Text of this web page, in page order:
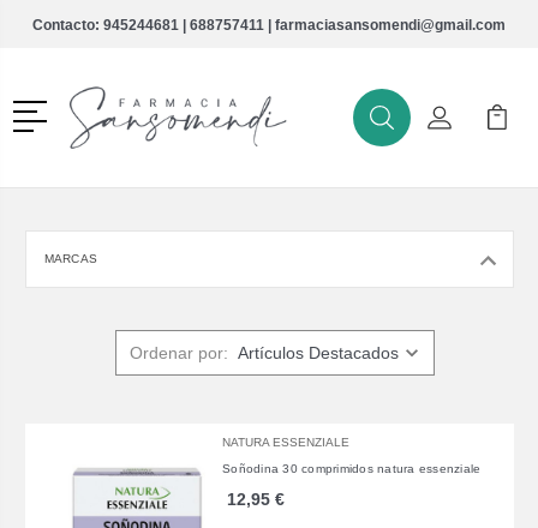
Contacto: 945244681 | 688757411 | farmaciasansomendi@gmail.com
Menú
BuscarMi Cuenta
Mi
MARCAS
Ordenar por:
NATURA ESSENZIALE
Soñodina 30 comprimidos natura essenziale
12,95 €